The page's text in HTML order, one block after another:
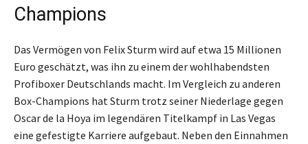
Champions
Das Vermögen von Felix Sturm wird auf etwa 15 Millionen
Euro geschätzt, was ihn zu einem der wohlhabendsten
Profiboxer Deutschlands macht. Im Vergleich zu anderen
Box-Champions hat Sturm trotz seiner Niederlage gegen
Oscar de la Hoya im legendären Titelkampf in Las Vegas
eine gefestigte Karriere aufgebaut. Neben den Einnahmen